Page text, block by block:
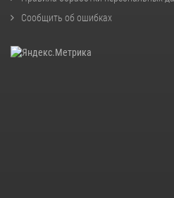
Сообщить об ошибках